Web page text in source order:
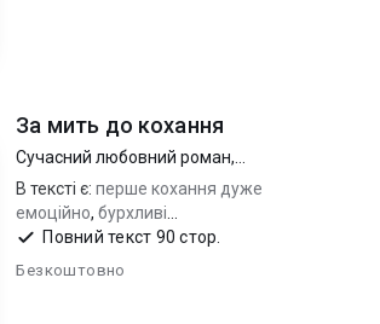
За мить до кохання
Сучасний любовний роман,
Молодіжна проза
В тексті є:перше кохання дуже
емоційно,бурхливі
стосунки_пристрасть,складні
характери_яскраві герої
Повний текст 90 стор.
Безкоштовно